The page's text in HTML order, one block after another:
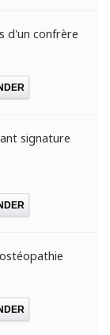
d'un confrère
signature